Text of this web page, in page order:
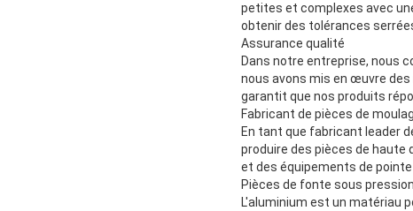
petites et complexes avec
obtenir des tolérances
Assurance qualité
Dans notre entreprise, nous
nous avons mis en œuvre
garantit que nos produits
Fabricant de pièces de
En tant que fabricant leader
produire des pièces de haute
et des équipements de
Pièces de fonte sous
L'aluminium est un matériau